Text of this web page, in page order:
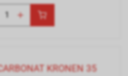
KRONEN 35